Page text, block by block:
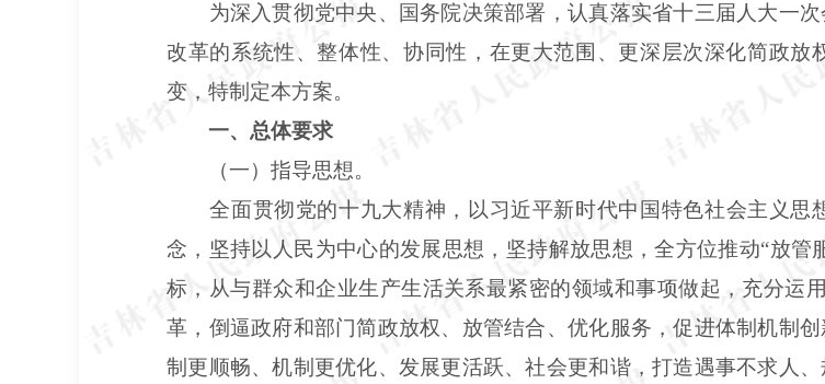
为深入贯彻党中央、国务院决策部署，认真落实省十三届人大一
改革的系统性、整体性、协同性，在更大范围、更深层次深化简政
变，特制定本方案。
一、总体要求
（一）指导思想。
全面贯彻党的十九大精神，以习近平新时代中国特色社会主义
念，坚持以人民为中心的发展思想，坚持解放思想，全方位推动“放管
标，从与群众和企业生产生活关系最紧密的领域和事项做起，充分运
革，倒逼政府和部门简政放权、放管结合、优化服务，促进体制机制
制更顺畅、机制更优化、发展更活跃、社会更和谐，打造遇事不求人